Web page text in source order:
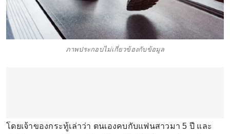
ภาพประกอบไม่เกี่ยวข้องกับข้อมูล
โดยเจ้าของกระทู้เล่าว่า ตนเองคบกับแฟนสาวมา 5 ปี และ